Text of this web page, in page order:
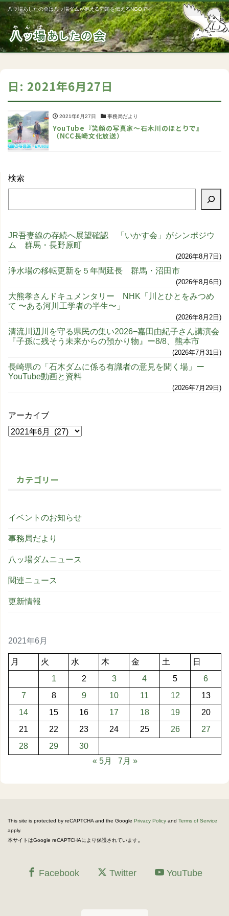
八ッ場あしたの会は八ッ場ダムが抱える問題を伝えるNGOです
日: 2021年6月27日
2021年6月27日 事務局だより
YouTube『笑顔の写真家〜石木川のほとりで』
（NCC長崎文化放送）
検索
JR吾妻線の存続へ展望確認 「いかす会」がシンポジウ
ム 群馬・長野原町
2026年8月7日
浄水場の移転更新を５年間延長 群馬・沼田市
2026年8月6日
大熊孝さんドキュメンタリー NHK「川とひとをみつめ
て 〜ある河川工学者の半生〜」
2026年8月2日
清流川辺川を守る県民の集い2026−嘉田由紀子さん講演会
『子孫に残そう未来からの預かり物』ー8/8、熊本市
2026年7月31日
長崎県の「石木ダムに係る有識者の意見を聞く場」ー
YouTube動画と資料
2026年7月29日
アーカイブ
カテゴリー
イベントのお知らせ
事務局だより
八ッ場ダムニュース
関連ニュース
更新情報
2021年6月
月 火 水 木 金 土
日
1
2 3 4 5
6
7
8 9 10 11 12
13
14
15 16 17 18 19
20
21
22 23 24 25 26
27
28
29
30
« 5月
7月 »
This site is protected by reCAPTCHA and the Google Privacy Policy and Terms of Service
apply.
本サイトはGoogle reCAPTCHAにより保護されています。
Facebook Twitter YouTube